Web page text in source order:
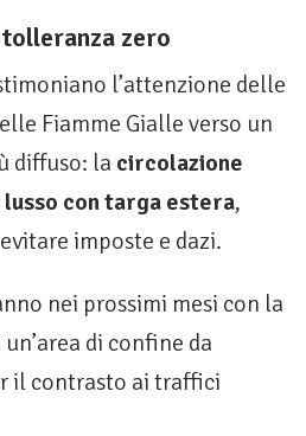
zero
l’attenzione delle
Fiamme Gialle verso un
diffuso: la circolazione
con targa estera,
imposte e dazi.
nei prossimi mesi con la
di confine da
il contrasto ai traffici